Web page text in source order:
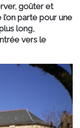
goûter et
parte pour une
long,
vers le